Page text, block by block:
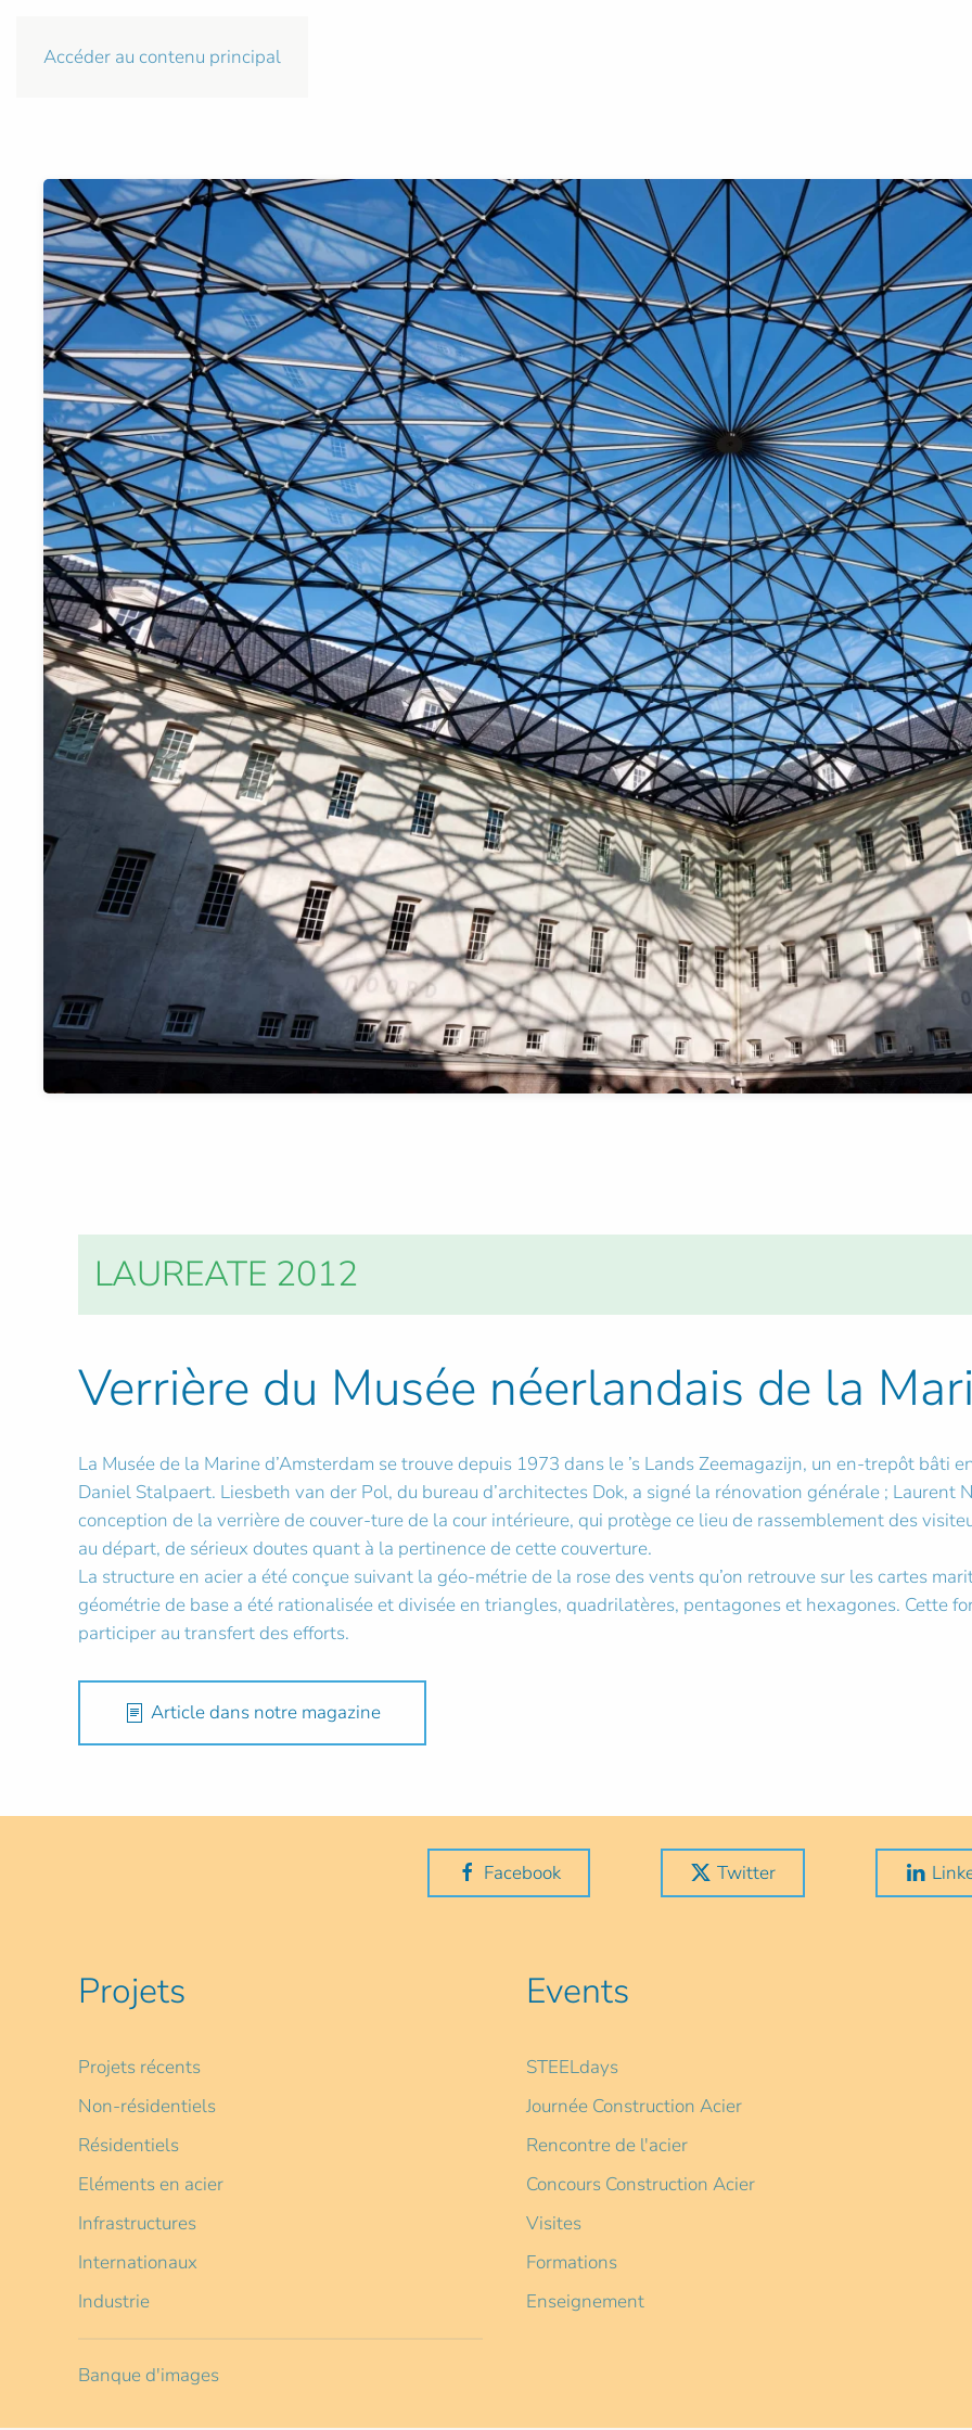
Accéder au contenu principal
LAUREATE 2012
Verrière du Musée néerlandais de la
La Musée de la Marine d’Amsterdam se trouve depuis 1973 dans le ’s Lands Zeemagazijn, un en-trepôt bâti
Daniel Stalpaert. Liesbeth van der Pol, du bureau d’architectes Dok, a signé la rénovation générale ; Laurent
conception de la verrière de couver-ture de la cour intérieure, qui protège ce lieu de rassemblement des
au départ, de sérieux doutes quant à la pertinence de cette couverture.
La structure en acier a été conçue suivant la géo-métrie de la rose des vents qu’on retrouve sur les cartes
géométrie de base a été rationalisée et divisée en triangles, quadrilatères, pentagones et hexagones. Cette
participer au transfert des efforts.
Article dans notre magazine
Facebook Twitter
Projets
Projets récents
Non-résidentiels
Résidentiels
Eléments en acier
Infrastructures
Internationaux
Industrie
Banque d'images
Events
STEELdays
Journée Construction Acier
Rencontre de l'acier
Concours Construction Acier
Visites
Formations
Enseignement